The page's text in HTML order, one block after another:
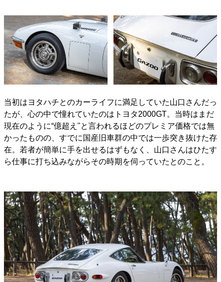
当初はヨタハチとのカーライフに満足していた山口さんだっ
たが、心の中で憧れていたのはトヨタ2000GT。当時はまだ
現在のように“億超え"と言われるほどのプレミア価格では無
かったものの、すでに国産旧車群の中では一歩突き抜けた存
在。若者が簡単に手を出せるはずもなく、山口さんはひたす
ら仕事に打ち込みながらその時期を伺っていたとのこと。